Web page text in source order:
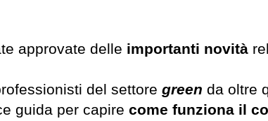
approvate delle importanti novità
del settore green da oltre
guida per capire come funziona il